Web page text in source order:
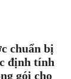
chuẩn bị
định tính
gói cho